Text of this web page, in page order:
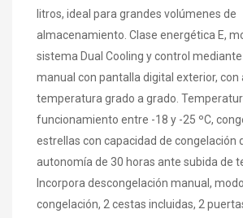
litros, ideal para grandes volúmenes de
almacenamiento. Clase energética E,
sistema Dual Cooling y control mediante
manual con pantalla digital exterior, con
temperatura grado a grado.
funcionamiento entre -18 y -25 ºC,
estrellas con capacidad de congelación
autonomía de 30 horas ante subida de
Incorpora descongelación manual,
congelación, 2 cestas incluidas, 2